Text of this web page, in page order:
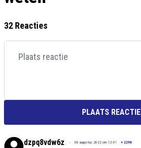
32 Reacties
PLAATS REACTIE
dzpq8vdw6z 08 augustus 2022 om 12:41 + 2296